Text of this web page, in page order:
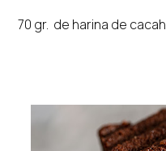
70 gr. de harina de